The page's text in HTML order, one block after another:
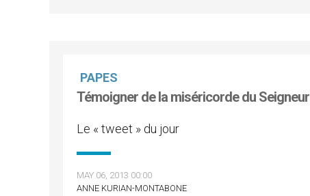
PAPES
Témoigner de la miséricorde du Seigneur
Le « tweet » du jour
MAY 06, 2013 00:00
ANNE KURIAN-MONTABONE